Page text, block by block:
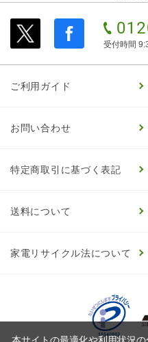
受付時間
ご利用ガイド
お問い合わせ
特定商取引に基づく表記
送料について
家電リサイクル法について